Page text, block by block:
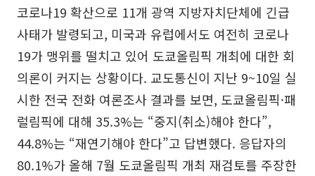
코로나19 확산으로 11개 광역 지방자치단체에 긴급
사태가 발령되고, 미국과 유럽에서도 여전히 코로나
19가 맹위를 떨치고 있어 도쿄올림픽 개최에 대한 회
의론이 커지는 상황이다. 교도통신이 지난 9~10일 실
시한 전국 전화 여론조사 결과를 보면, 도쿄올림픽·패
럴림픽에 대해 35.3%는 “중지(취소)해야 한다”,
44.8%는 “재연기해야 한다”고 답변했다. 응답자의
80.1%가 올해 7월 도쿄올림픽 개최 재검토를 주장한